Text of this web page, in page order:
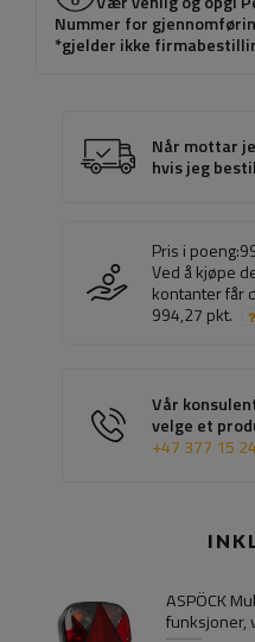
Nummer for
*gjelder ikke
Når mottar
hvis jeg
Pris i poeng:
Ved å kjøpe
kontanter får
994,27 pkt.
Vår
velge et
+47 377 15
ASPÖCK
funksjoner,